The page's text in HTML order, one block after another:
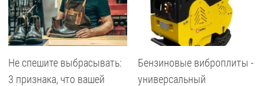
Не спешите выбрасывать:
3 признака, что вашей
Бензиновые виброплиты -
универсальный